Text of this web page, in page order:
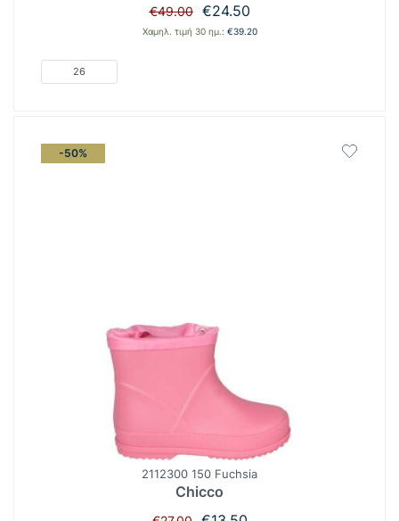
€49.00
Original
price
€24.50Η
τρέχουσα
Χαμηλ. τιμή 30 ημ.: €39.20
26
-50%
2112300 150 Fuchsia
Chicco